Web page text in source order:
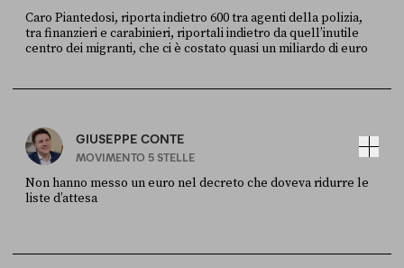
Caro Piantedosi, riporta indietro 600 tra agenti della polizia,
tra finanzieri e carabinieri, riportali indietro da quell’inutile
centro dei migranti, che ci è costato quasi un miliardo di euro
GIUSEPPE CONTE
MOVIMENTO 5 STELLE
Non hanno messo un euro nel decreto che doveva ridurre le
liste d’attesa